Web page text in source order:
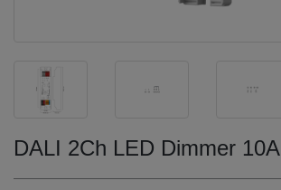
DALI 2Ch LED Dimmer 10A